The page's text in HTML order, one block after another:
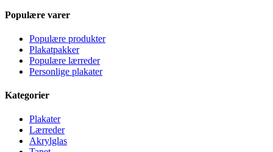
Populære varer
Populære produkter
Plakatpakker
Populære lærreder
Personlige plakater
Kategorier
Plakater
Lærreder
Akrylglas